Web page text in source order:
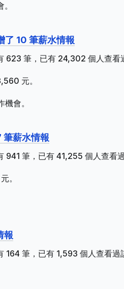
了 10 筆薪水情報
623 筆，已有 24,302 個人查看
元。
會。
筆薪水情報
941 筆，已有 41,255 個人查看
。
報
164 筆，已有 1,593 個人查看過